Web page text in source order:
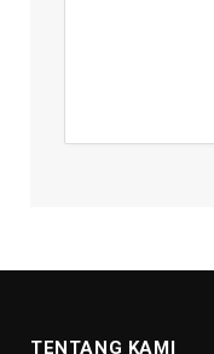
TENTANG KAMI